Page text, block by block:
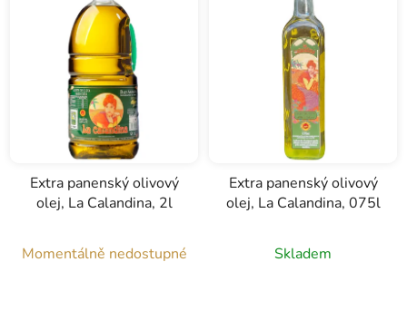
Extra panenský olivový
olej, La Calandina, 2l
Momentálně nedostupné
Extra panenský olivový
olej, La Calandina, 075l
Skladem